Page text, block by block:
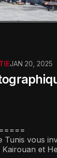
JAN 20, 2025
Tunis vous
et